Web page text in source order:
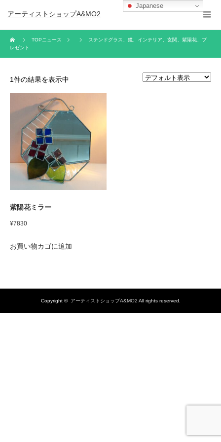
アーティストショップA&MO2
TOPニュース
ステンドグラス、鏡、インテリア、玄関、紫陽花、プ
レゼント
1件の結果を表示中
紫陽花ミラー
¥7830
お買い物カゴに追加
Copyright © アーティストショップA&MO2 All rights reserved.
Japanese